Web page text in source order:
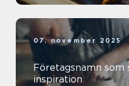
07. november 2025
Företagsnamn
inspiration